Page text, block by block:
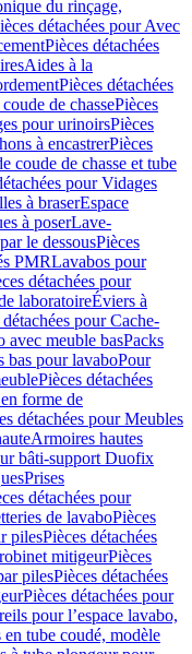
du rinçage,
détachées pour Avec
Pièces détachées
Aides à la
Pièces détachées
de chassePièces
pour urinoirsPièces
à encastrerPièces
coude de chasse et tube
pour Vidages
à braserEspace
à poserLave-
le dessousPièces
PMRLavabos pour
détachées pour
laboratoireÉviers à
détachées pour Cache-
avec meuble basPacks
bas pour lavaboPour
Pièces détachées
forme de
détachées pour Meubles
Armoires hautes
bâti-support Duofix
Prises
détachées pour
de lavaboPièces
pilesPièces détachées
mitigeurPièces
pilesPièces détachées
Pièces détachées pour
pour l’espace lavabo,
en tube coudé, modèle